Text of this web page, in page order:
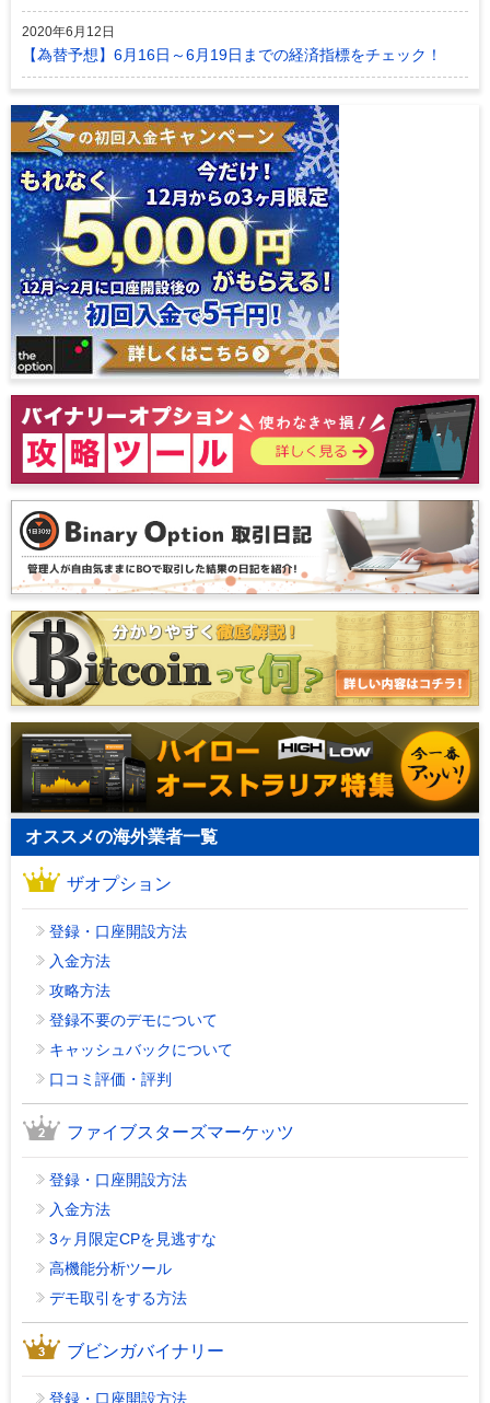
2020年6月12日
【為替予想】6月16日～6月19日までの経済指標をチェック！
オススメの海外業者一覧
ザオプション
登録・口座開設方法
入金方法
攻略方法
登録不要のデモについて
キャッシュバックについて
口コミ評価・評判
ファイブスターズマーケッツ
登録・口座開設方法
入金方法
3ヶ月限定CPを見逃すな
高機能分析ツール
デモ取引をする方法
ブビンガバイナリー
登録・口座開設方法